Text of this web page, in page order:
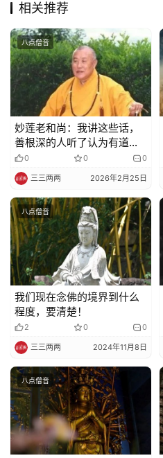
佛
教
人
物
寺
院
巡
礼
视
频
纪
录
佛
教
艺
术
政
策
法
规
登录
相关推荐
八点僧音
妙莲老和尚：我讲这些话，
善根深的人听了认为有道
理，下根的人听了哈哈大
笑！
0 0 0
三三两两 2026年2月25日
八点僧音
我们现在念佛的境界到什么
程度，要清楚！
2 0 0
三三两两 2024年11月8日
八点僧音